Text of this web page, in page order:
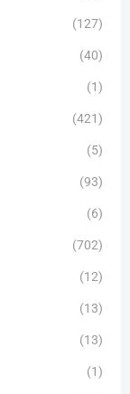
(127)
(40)
(1)
(421)
(5)
(93)
(6)
(702)
(12)
(13)
(13)
(1)